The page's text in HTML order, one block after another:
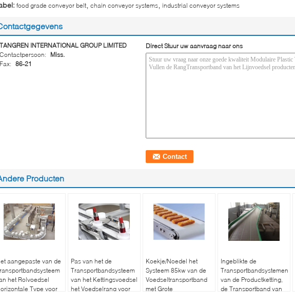
food grade conveyor belt chain conveyor systems industrial conveyor systems
TANGREN INTERNATIONAL GROUP LIMITED
Contactpersoon:
Miss.
Fax: 86-21
Direct Stuur uw aanvraag naar ons
Producten
aangepaste van de
het Rolvoedsel
Type voor
Pas van het de
Transportbandsysteem
van het Kettingsvoedsel
het Voedselrang voor
Koekje/Noedel het
Systeem 85kw van de
Voedseltransportband
met Grote
Ingeblikte de
Transportbandsystemen
van de Productketting,
de Transportband van